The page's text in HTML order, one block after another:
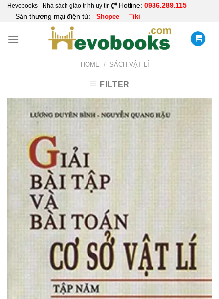
SkipHevobooks - Nhà sách giáo trình uy tín Hotline: 0936.289.115
Sàn thương mại điện tử: Shopee Tiki
HOME / SÁCH VẬT LÍ
FILTER